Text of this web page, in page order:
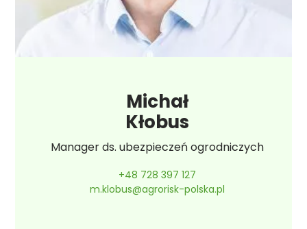
Michał
Kłobus
Manager ds. ubezpieczeń ogrodniczych
+48 728 397 127
m.klobus@agrorisk-polska.pl